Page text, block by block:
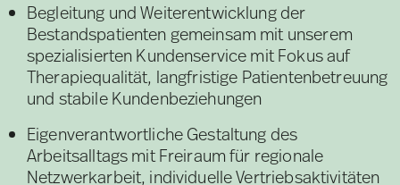
Begleitung und Weiterentwicklung der
Bestandspatienten gemeinsam mit unserem
spezialisierten Kundenservice mit Fokus auf
Therapiequalität, langfristige Patientenbetreuung
und stabile Kundenbeziehungen
Eigenverantwortliche Gestaltung des
Arbeitsalltags mit Freiraum für regionale
Netzwerkarbeit, individuelle Vertriebsaktivitäten